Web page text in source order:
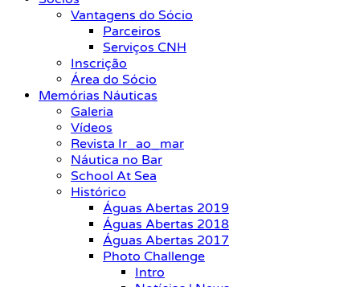
Vantagens do Sócio
Parceiros
Serviços CNH
Inscrição
Área do Sócio
Memórias Náuticas
Galeria
Vídeos
Revista Ir_ao_mar
Náutica no Bar
School At Sea
Histórico
Águas Abertas 2019
Águas Abertas 2018
Águas Abertas 2017
Photo Challenge
Intro